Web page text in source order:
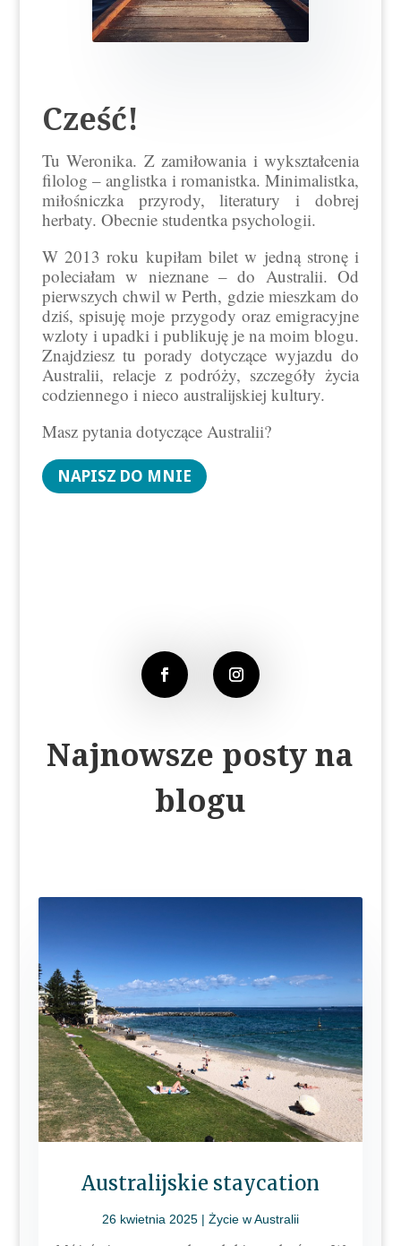
Cześć!
Tu Weronika. Z zamiłowania i wykształcenia
filolog – anglistka i romanistka. Minimalistka,
miłośniczka przyrody, literatury i dobrej
herbaty. Obecnie studentka psychologii.
W 2013 roku kupiłam bilet w jedną stronę i
poleciałam w nieznane – do Australii. Od
pierwszych chwil w Perth, gdzie mieszkam do
dziś, spisuję moje przygody oraz emigracyjne
wzloty i upadki i publikuję je na moim blogu.
Znajdziesz tu porady dotyczące wyjazdu do
Australii, relacje z podróży, szczegóły życia
codziennego i nieco australijskiej kultury.
Masz pytania dotyczące Australii?
NAPISZ DO MNIE
Najnowsze posty na
blogu
Australijskie staycation
26 kwietnia 2025| Życie w Australii